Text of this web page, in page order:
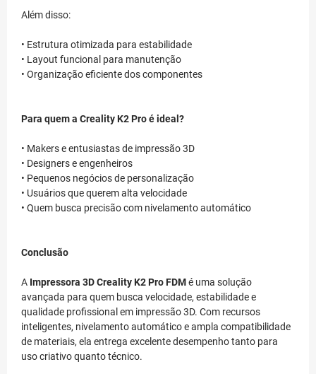
Além disso:
• Estrutura otimizada para estabilidade
• Layout funcional para manutenção
• Organização eficiente dos componentes
Para quem a Creality K2 Pro é ideal?
• Makers e entusiastas de impressão 3D
• Designers e engenheiros
• Pequenos negócios de personalização
• Usuários que querem alta velocidade
• Quem busca precisão com nivelamento automático
Conclusão
A Impressora 3D Creality K2 Pro FDMé uma solução
avançada para quem busca velocidade, estabilidade e
qualidade profissional em impressão 3D. Com recursos
inteligentes, nivelamento automático e ampla compatibilidade
de materiais, ela entrega excelente desempenho tanto para
uso criativo quanto técnico.